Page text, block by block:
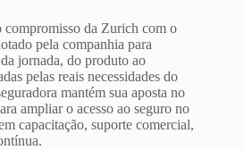
compromisso da Zurich com o
pela companhia para
jornada, do produto ao
pelas reais necessidades do
mantém sua aposta no
ampliar o acesso ao seguro no
capacitação, suporte comercial,